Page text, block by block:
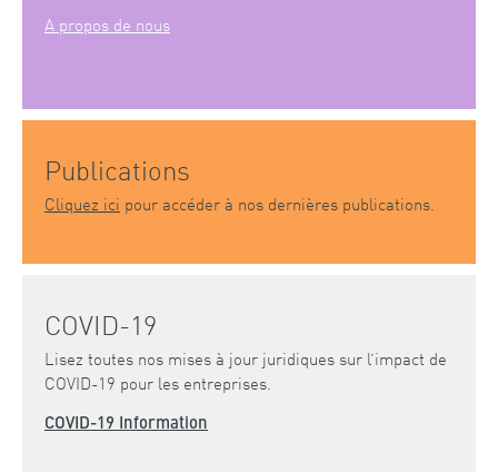
A propos de nous
Publications
Cliquez ici pour accéder à nos dernières publications.
COVID-19
Lisez toutes nos mises à jour juridiques sur l’impact de
COVID-19 pour les entreprises.
COVID-19 Information